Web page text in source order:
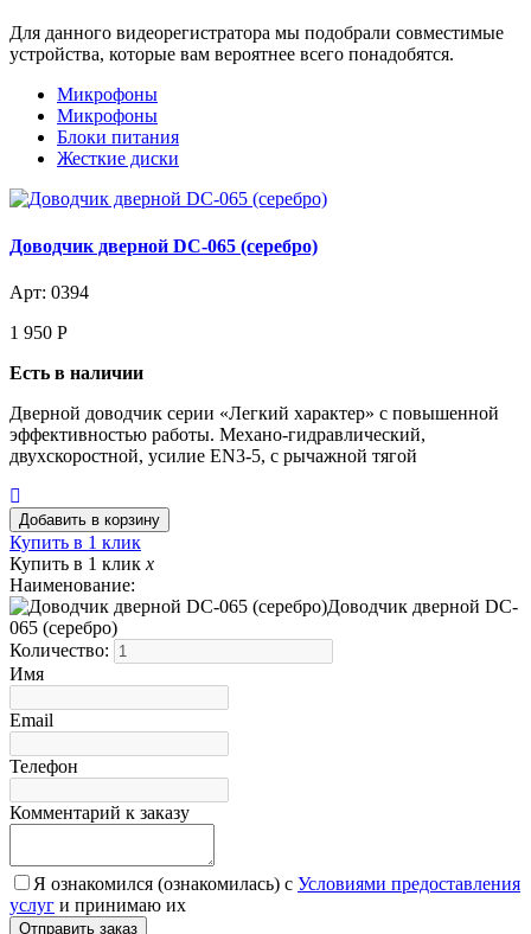
Для данного видеорегистратора мы подобрали совместимые
устройства, которые вам вероятнее всего понадобятся.
Микрофоны
Микрофоны
Блоки питания
Жесткие диски
Доводчик дверной DC-065 (серебро)
Арт: 0394
1 950 Р
Есть в наличии
Дверной доводчик серии «Легкий характер» с повышенной
эффективностью работы. Механо-гидравлический,
двухскоростной, усилие EN3-5, с рычажной тягой
Купить в 1 клик
Купить в 1 клик x
Наименование:
Доводчик дверной DC-
065 (серебро)
Количество:
Имя
Email
Телефон
Комментарий к заказу
Я ознакомился (ознакомилась) с Условиями предоставления
услуг и принимаю их